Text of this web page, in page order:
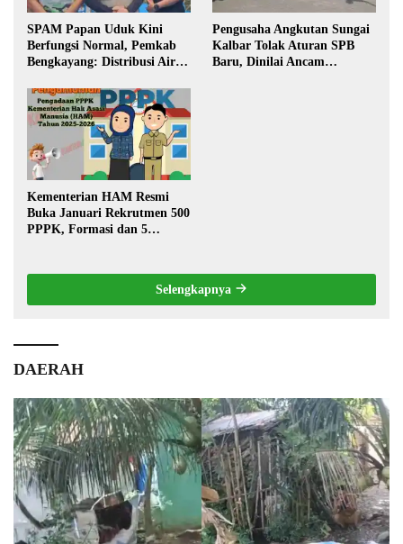
SPAM Papan Uduk Kini
Berfungsi Normal, Pemkab
Bengkayang: Distribusi Air
Warga
Pengusaha Angkutan Sungai
Kalbar Tolak Aturan SPB
Baru, Dinilai Ancam
Kementerian HAM Resmi
Buka Januari Rekrutmen 500
PPPK, Formasi dan 5
Selengkapnya
DAERAH